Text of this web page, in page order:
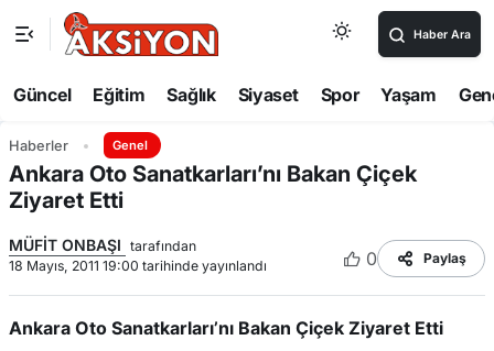
Haber Ara
Güncel Eğitim Sağlık Siyaset Spor Yaşam
Haberler Genel
Ankara Oto Sanatkarları’nı Bakan Çiçek
Ziyaret Etti
MÜFİT ONBAŞI tarafından
18 Mayıs, 2011 19:00 tarihinde yayınlandı
0 Paylaş
Ankara Oto Sanatkarları’nı Bakan Çiçek Ziyaret Etti